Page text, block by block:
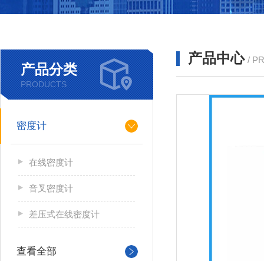
产品分类
PRODUCTS
密度计
在线密度计
音叉密度计
差压式在线密度计
查看全部
产品中心 /